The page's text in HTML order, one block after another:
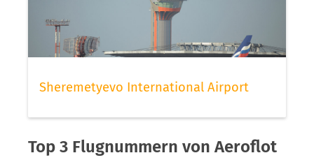
Sheremetyevo International Airport
Top 3 Flugnummern von Aeroflot